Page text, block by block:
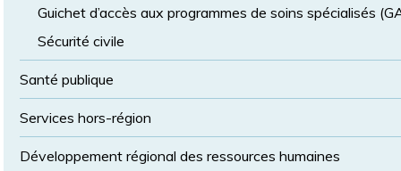
Guichet d’accès aux programmes de soins spécialisés
Sécurité civile
Santé publique
Services hors-région
Développement régional des ressources humaines